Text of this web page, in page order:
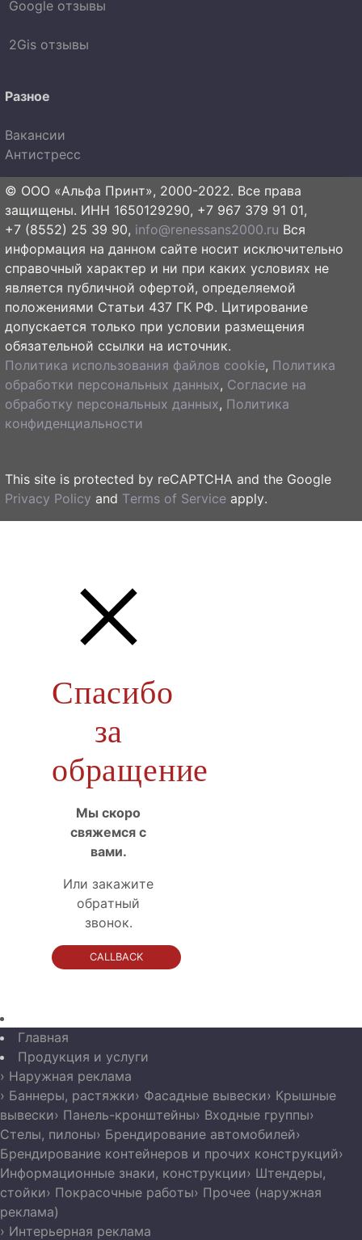
Google отзывы
2Gis отзывы
Разное
Вакансии
Антистресс
© ООО «Альфа Принт», 2000-2022. Все права
защищены. ИНН 1650129290, +7 967 379 91 01,
+7 (8552) 25 39 90, info@renessans2000.ru Вся
информация на данном сайте носит исключительно
справочный характер и ни при каких условиях не
является публичной офертой, определяемой
положениями Статьи 437 ГК РФ. Цитирование
допускается только при условии размещения
обязательной ссылки на источник.
Политика использования файлов cookie, Политика
обработки персональных данных, Согласие на
обработку персональных данных, Политика
конфиденциальности
This site is protected by reCAPTCHA and the Google
Privacy Policy and Terms of Serviceapply.
Спасибо
за
обращение
Мы скоро
свяжемся с
вами.
Или закажите
обратный
звонок.
CALLBACK
Главная
Продукция и услуги
› Наружная реклама
› Баннеры, растяжки› Фасадные вывески› Крышные
вывески› Панель-кронштейны› Входные группы›
Стелы, пилоны› Брендирование автомобилей›
Брендирование контейнеров и прочих конструкций›
Информационные знаки, конструкции› Штендеры,
стойки› Покрасочные работы› Прочее (наружная
реклама)
› Интерьерная реклама